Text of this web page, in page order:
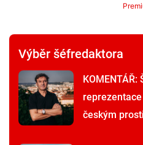
Výběr šéfredaktora
českým